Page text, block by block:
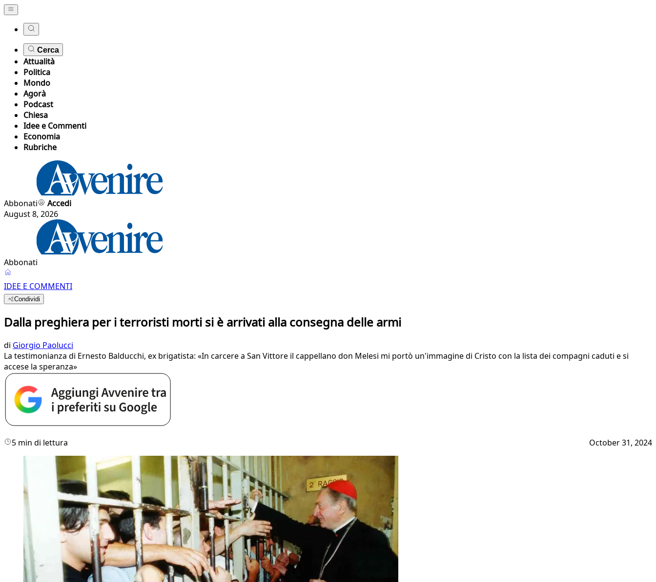
Cerca
Attualità
Politica
Mondo
Agorà
Podcast
Chiesa
Idee e Commenti
Economia
Rubriche
Abbonati
Accedi
August 8, 2026
Abbonati
IDEE E COMMENTI
Condividi
Dalla preghiera per i terroristi morti si è arrivati alla consegna delle armi
di Giorgio Paolucci
La testimonianza di Ernesto Balducchi, ex brigatista: «In carcere a San Vittore il cappellano don Melesi mi portò un'immagine di Cristo con la lista dei compagni caduti e si
accese la speranza»
5 min di lettura October 31, 2024